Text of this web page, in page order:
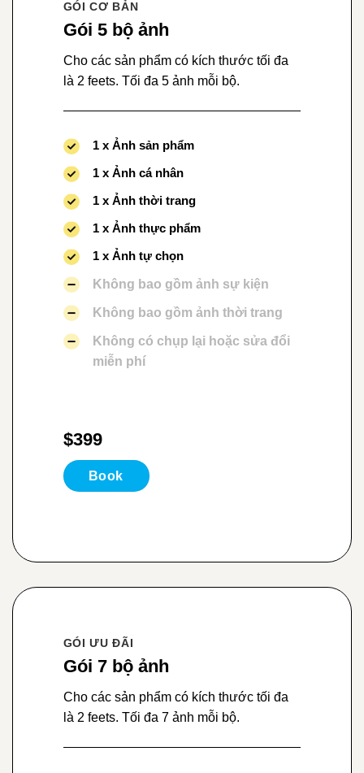
GÓI CƠ BẢN
Gói 5 bộ ảnh
Cho các sản phẩm có kích thước tối đa
là 2 feets. Tối đa 5 ảnh mỗi bộ.
1 x Ảnh sản phẩm
1 x Ảnh cá nhân
1 x Ảnh thời trang
1 x Ảnh thực phẩm
1 x Ảnh tự chọn
Không bao gồm ảnh sự kiện
Không bao gồm ảnh thời trang
Không có chụp lại hoặc sửa đổi
miễn phí
$399
Book
GÓI ƯU ĐÃI
Gói 7 bộ ảnh
Cho các sản phẩm có kích thước tối đa
là 2 feets. Tối đa 7 ảnh mỗi bộ.